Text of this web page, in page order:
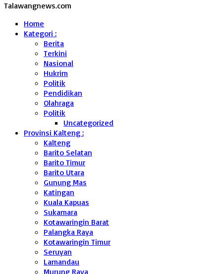
Talawangnews.com
Home
Kategori :
Berita
Terkini
Nasional
Hukrim
Politik
Pendidikan
Olahraga
Politik
Uncategorized
Provinsi Kalteng :
Kalteng
Barito Selatan
Barito Timur
Barito Utara
Gunung Mas
Katingan
Kuala Kapuas
Sukamara
Kotawaringin Barat
Palangka Raya
Kotawaringin Timur
Seruyan
Lamandau
Murung Raya